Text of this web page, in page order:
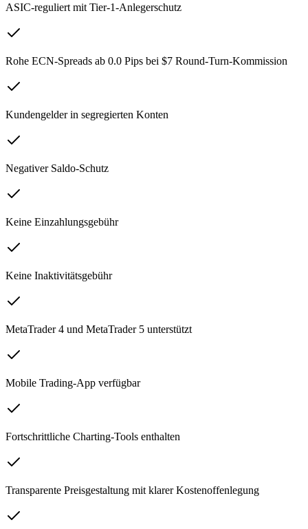
ASIC-reguliert mit Tier-1-Anlegerschutz
Rohe ECN-Spreads ab 0.0 Pips bei $7 Round-Turn-Kommission
Kundengelder in segregierten Konten
Negativer Saldo-Schutz
Keine Einzahlungsgebühr
Keine Inaktivitätsgebühr
MetaTrader 4 und MetaTrader 5 unterstützt
Mobile Trading-App verfügbar
Fortschrittliche Charting-Tools enthalten
Transparente Preisgestaltung mit klarer Kostenoffenlegung